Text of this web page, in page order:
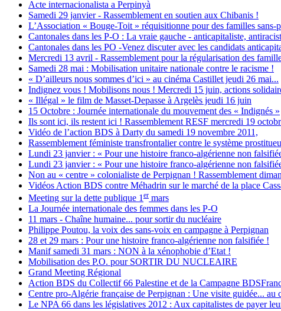
Acte internacionalista a Perpinyà
Samedi 29 janvier - Rassemblement en soutien aux Chibanis !
L’Association « Bouge-Toit » réquisitionne pour des familles sans-
Cantonales dans les P-O : La vraie gauche - anticapitaliste,
Cantonales dans les PO -Venez discuter avec les candidats
Mercredi 13 avril - Rassemblement pour la régularisation des
Samedi 28 mai : Mobilisation unitaire nationale contre le racisme !
« D’ailleurs nous sommes d’ici » au cinéma Castillet jeudi 26 mai...
Indignez vous ! Mobilisons nous ! Mercredi 15 juin, actions
« Illégal » le film de Masset-Depasse à Argelès jeudi 16 juin
15 Octobre : Journée internationale du mouvement des « Indignés »
Ils sont ici, ils restent ici ! Rassemblement RESF mercredi 19
Vidéo de l’action BDS à Darty du samedi 19 novembre 2011,
Rassemblement féministe transfrontalier contre le système
Lundi 23 janvier : « Pour une histoire franco-algérienne non
Lundi 23 janvier : « Pour une histoire franco-algérienne non
Non au « centre » colonialiste de Perpignan ! Rassemblement
Vidéos Action BDS contre Méhadrin sur le marché de la place
Meeting sur la dette publique 1er mars
La Journée internationale des femmes dans les P-O
11 mars - Chaîne humaine... pour sortir du nucléaire
Philippe Poutou, la voix des sans-voix en campagne à Perpignan
28 et 29 mars : Pour une histoire franco-algérienne non falsifiée !
Manif samedi 31 mars : NON à la xénophobie d’Etat !
Mobilisation des P.O. pour SORTIR DU NUCLEAIRE
Grand Meeting Régional
Action BDS du Collectif 66 Palestine et de la Campagne
Centre pro-Algérie française de Perpignan : Une visite guidée... au
Le NPA 66 dans les législatives 2012 : Aux capitalistes de payer